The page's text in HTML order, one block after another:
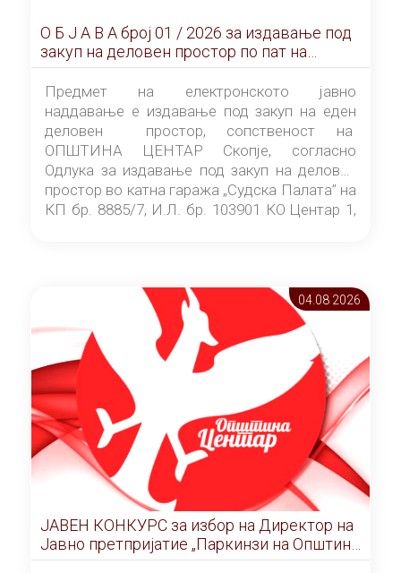
О Б Ј А В А брoj 01 / 2026 за издавање под
закуп на деловен простор по пат на
ЕЛЕКТРОНСКО ЈАВНО НАДДАВАЊЕ
Предмет на електронското јавно
наддавање е издавање под закуп на еден
деловен простор, сопственост на
ОПШТИНА ЦЕНТАР Скопје, согласно
Одлука за издавање под закуп на деловен
простор во катна гаража „Судска Палата” на
КП бр. 8885/7, И.Л. бр. 103901 КО Центар 1,
Скопје” број 9/2026), за времетраење од 3
(три) години од денот на потпишувањето на
Договорот за закуп со најповолниот
понудувач.
04.08 2026
ЈАВЕН КОНКУРС за избор на Директор на
Јавно претпријатие „Паркинзи на Општина
Центар“ – Скопје